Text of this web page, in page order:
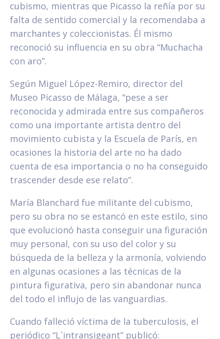
cubismo, mientras que Picasso la reñía por su
falta de sentido comercial y la recomendaba a
marchantes y coleccionistas. Él mismo
reconoció su influencia en su obra “Muchacha
con aro”.
Según Miguel López-Remiro, director del
Museo Picasso de Málaga, “pese a ser
reconocida y admirada entre sus compañeros
como una importante artista dentro del
movimiento cubista y la Escuela de París, en
ocasiones la historia del arte no ha dado
cuenta de esa importancia o no ha conseguido
trascender desde ese relato”.
María Blanchard fue militante del cubismo,
pero su obra no se estancó en este estilo, sino
que evolucionó hasta conseguir una figuración
muy personal, con su uso del color y su
búsqueda de la belleza y la armonía, volviendo
en algunas ocasiones a las técnicas de la
pintura figurativa, pero sin abandonar nunca
del todo el influjo de las vanguardias.
Cuando falleció víctima de la tuberculosis, el
periódico “L´intransigeant” publicó: